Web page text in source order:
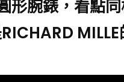
腕錶，看點
MILLE